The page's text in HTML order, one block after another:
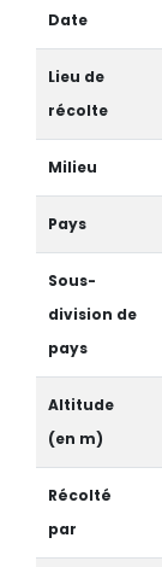
Date
Lieu de
récolte
Milieu
Pays
Sous-
division de
pays
Altitude
(en m)
Récolté
par